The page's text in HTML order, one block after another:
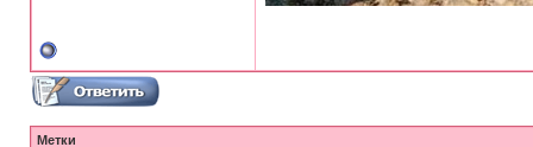
Метки